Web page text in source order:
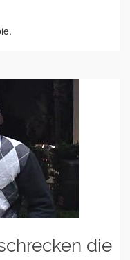
die